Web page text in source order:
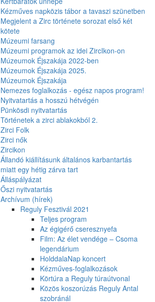
Kézműves napközis tábor a tavaszi szünetben
Megjelent a Zirc története sorozat első két
kötete
Múzeumi farsang
Múzeumi programok az idei ZircIkon-on
Múzeumok Éjszakája 2022-ben
Múzeumok Éjszakája 2025.
Múzeumok Éjszakája
Nemezes foglalkozás - egész napos program!
Nyitvatartás a hosszú hétvégén
Pünkösdi nyitvatartás
Történetek a zirci ablakokból 2.
Zirci Folk
Zirci nők
Zircikon
Állandó kiállításunk általános karbantartás
miatt egy hétig zárva tart
Álláspályázat
Őszi nyitvatartás
Archívum (hírek)
Reguly Fesztivál 2021
Teljes program
Az égigérő cseresznyefa
Film: Az élet vendége – Csoma
legendárium
HolddalaNap koncert
Kézműves-foglalkozások
Körtúra a Reguly túraútvonal
Közös koszorúzás Reguly Antal
szobránál